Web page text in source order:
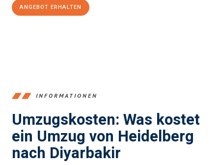
ANGEBOT ERHALTEN
INFORMATIONEN
Umzugskosten: Was kostet
ein Umzug von Heidelberg
nach Diyarbakir